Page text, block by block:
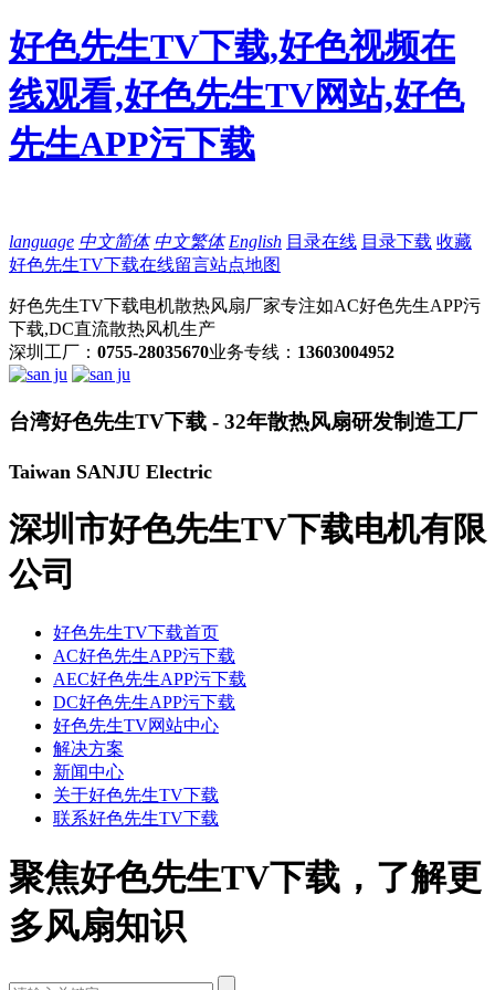
好色先生TV下载,好色视频在
线观看,好色先生TV网站,好色
先生APP污下载
language 中文简体 中文繁体 English 目录在线 目录下载 收藏
好色先生TV下载在线留言站点地图
好色先生TV下载电机散热风扇厂家专注如AC好色先生APP污
下载,DC直流散热风机生产
深圳工厂： 0755-28035670业务专线： 13603004952
台湾好色先生TV下载 - 32年散热风扇研发制造工厂
Taiwan SANJU Electric
深圳市好色先生TV下载电机有限
公司
好色先生TV下载首页
AC好色先生APP污下载
AEC好色先生APP污下载
DC好色先生APP污下载
好色先生TV网站中心
解决方案
新闻中心
关于好色先生TV下载
联系好色先生TV下载
聚焦好色先生TV下载，了解更
多风扇知识